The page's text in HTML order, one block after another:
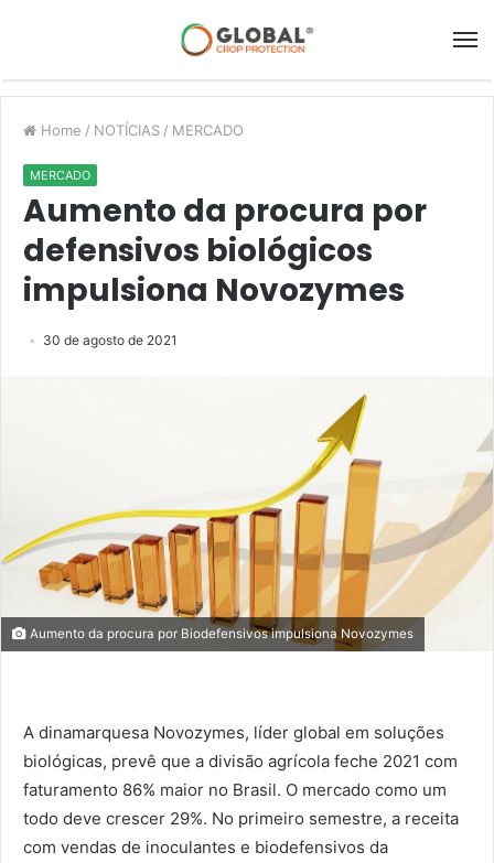
Home / NOTÍCIAS / MERCADO
MERCADO
Aumento da procura por
defensivos biológicos
impulsiona Novozymes
30 de agosto de 2021
Aumento da procura por Biodefensivos impulsiona Novozymes
A dinamarquesa Novozymes, líder global em soluções
biológicas, prevê que a divisão agrícola feche 2021 com
faturamento 86% maior no Brasil. O mercado como um
todo deve crescer 29%. No primeiro semestre, a receita
com vendas de inoculantes e biodefensivos da